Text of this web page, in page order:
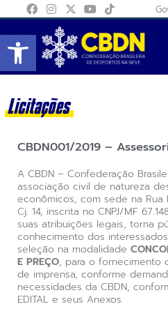
Abrir a barra
Licitações
CBDN001/2019 –
A CBDN – Confederação
associação civil de natureza
econômicos, com sede na Rua
Cj. 14, inscrita no CNPJ/MF
suas atribuições legais, torna
conhecimento dos
seleção na modalidade
E PREÇO, para o fornecimento
de imprensa, conforme
necessidades da CBDN,
EDITAL e seus Anexos.